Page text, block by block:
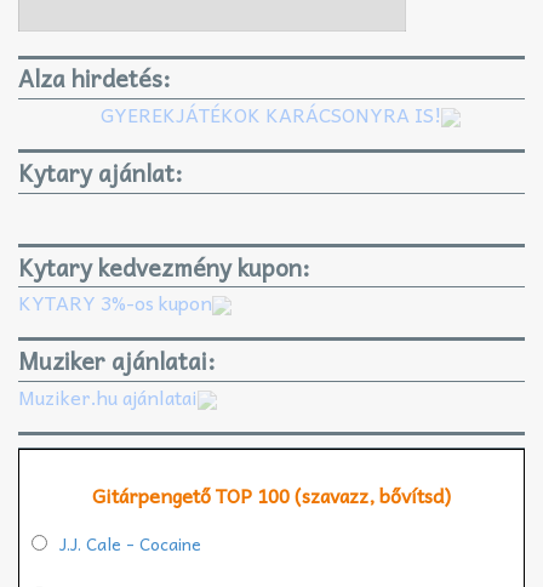
Alza hirdetés:
GYEREKJÁTÉKOK KARÁCSONYRA IS!
Kytary ajánlat:
Kytary kedvezmény kupon:
KYTARY 3%-os kupon
Muziker ajánlatai:
Muziker.hu ajánlatai
Gitárpengető TOP 100 (szavazz, bővítsd)
J.J. Cale - Cocaine